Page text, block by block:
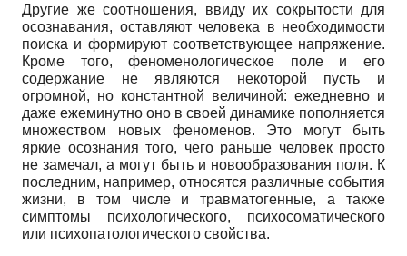
Другие же соотношения, ввиду их сокрытости для
осознавания, оставляют человека в необходимости
поиска и формируют соответствующее напряжение.
Кроме того, феноменологическое поле и его
содержание не являются некоторой пусть и
огромной, но константной величиной: ежедневно и
даже ежеминутно оно в своей динамике пополняется
множеством новых феноменов. Это могут быть
яркие осознания того, чего раньше человек просто
не замечал, а могут быть и новообразования поля. К
последним, например, относятся различные события
жизни, в том числе и травматогенные, а также
симптомы психологического, психосоматического
или психопатологического свойства.